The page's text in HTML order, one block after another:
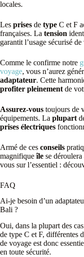
locales.
Les prises de type C et F
françaises. La tension
garantit l’usage sécurisé de
Comme le confirme notre
voyage, vous n’aurez
adaptateur. Cette
profiter pleinement de
Assurez-vous toujours de
équipements. La plupart
prises électriques
Armé de ces conseils
magnifiqueîle se
vous sur l’essentiel :
FAQ
Ai-je besoin d’un
Bali ?
Oui, dans la plupart des
de type C et F, différentes
de voyage est donc
en toute sécurité.